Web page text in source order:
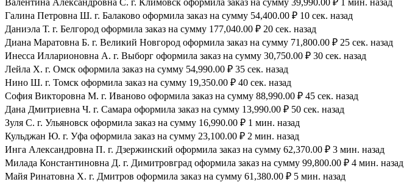
Галина Петровна Ш. г. Балаково оформила заказ на сумму 54,400.00 ₽ 10 сек. назад
Даниэла Т. г. Белгород оформила заказ на сумму 177,040.00 ₽ 20 сек. назад
Диана Маратовна Б. г. Великий Новгород оформила заказ на сумму 71,800.00 ₽ 25 сек. назад
Инесса Илларионовна А. г. Выборг оформила заказ на сумму 30,750.00 ₽ 30 сек. назад
Лейла Х. г. Омск оформила заказ на сумму 54,990.00 ₽ 35 сек. назад
Нино Ш. г. Томск оформила заказ на сумму 19,350.00 ₽ 40 сек. назад
София Викторовна М. г. Иваново оформила заказ на сумму 88,990.00 ₽ 45 сек. назад
Дана Дмитриевна Ч. г. Самара оформила заказ на сумму 13,990.00 ₽ 50 сек. назад
Зуля С. г. Ульяновск оформила заказ на сумму 16,990.00 ₽ 1 мин. назад
Кульджан Ю. г. Уфа оформила заказ на сумму 23,100.00 ₽ 2 мин. назад
Инга Александровна П. г. Дзержинский оформила заказ на сумму 62,370.00 ₽ 3 мин. назад
Милада Константиновна Д. г. Димитровград оформила заказ на сумму 99,800.00 ₽ 4 мин. назад
Майя Ринатовна Х. г. Дмитров оформила заказ на сумму 61,380.00 ₽ 5 мин. назад